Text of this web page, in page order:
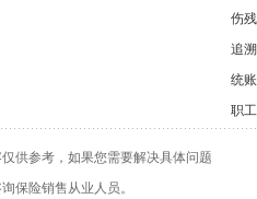
伤
追
统
职
供参考，如果您需要解决具体问题
保险销售从业人员。